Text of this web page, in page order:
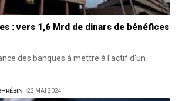
: vers 1,6 Mrd de dinars de bénéfices
des banques à mettre à l'actif d'un
22 MAI 2024